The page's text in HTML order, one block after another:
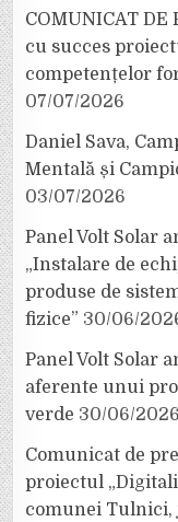
COMUNICAT DE
cu succes
competențelor
07/07/2026
Daniel Sava,
Mentală și
03/07/2026
Panel Volt Solar
„Instalare de
produse de
fizice” 30/06/
Panel Volt Solar
aferente unui
verde 30/06/2026
Comunicat de
proiectul
comunei Tulnici,